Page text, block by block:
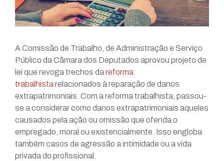
A Comissão de Trabalho, de Administração e Serviço
Público da Câmara dos Deputados aprovou projeto de
lei que revoga trechos da reforma
trabalhista relacionados à reparação de danos
extrapatrimoniais. Com a reforma trabalhista, passou-
se a considerar como danos extrapatrimoniais aqueles
causados pela ação ou omissão que ofenda o
empregado, moral ou existencialmente. Isso engloba
também casos de agressão a intimidade ou a vida
privada do profissional.